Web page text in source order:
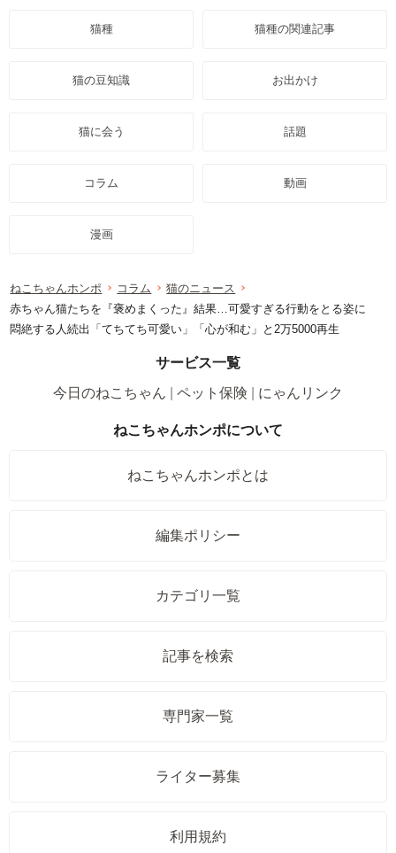
猫種 猫種の関連記事
猫の豆知識 お出かけ
猫に会う 話題
コラム 動画
漫画
ねこちゃんホンポ コラム
猫のニュース
赤ちゃん猫たちを『褒めまくった』結果…可愛すぎる行動をとる姿に
悶絶する人続出「てちてち可愛い」「心が和む」と2万5000再生
サービス一覧
今日のねこちゃん
ペット保険 にゃんリンク
ねこちゃんホンポについて
ねこちゃんホンポとは
編集ポリシー
カテゴリ一覧
記事を検索
専門家一覧
ライター募集
利用規約